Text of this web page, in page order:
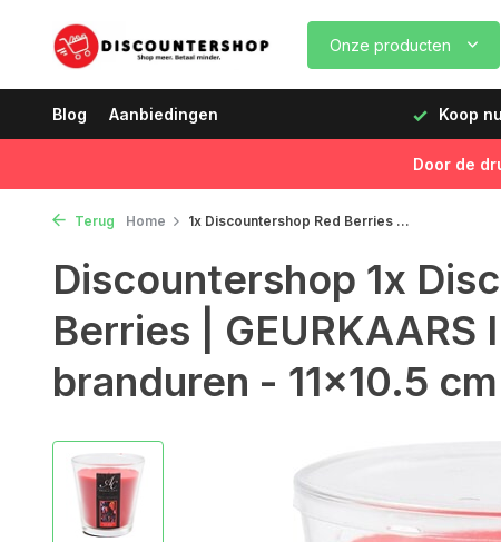
Onze producten
Blog Aanbiedingen
vóór 12:00 uur, de volgende dag geleverd! Koop
Door de
Terug Home 1x Discountershop Red Berries ...
Discountershop 1x
Berries | GEURKAARS
branduren - 11x10.5 cm